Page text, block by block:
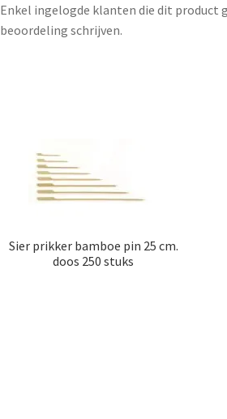
Enkel ingelogde klanten die dit product
beoordeling schrijven.
Sier prikker bamboe pin 25 cm.
doos 250 stuks